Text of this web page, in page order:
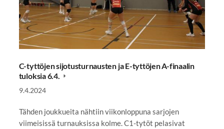
C-tyttöjen sijotusturnausten ja E-tyttöjen A-finaalin
tuloksia 6.4.
9.4.2024
Tähden joukkueita nähtiin viikonloppuna sarjojen
viimeisissä turnauksissa kolme. C1-tytöt pelasivat